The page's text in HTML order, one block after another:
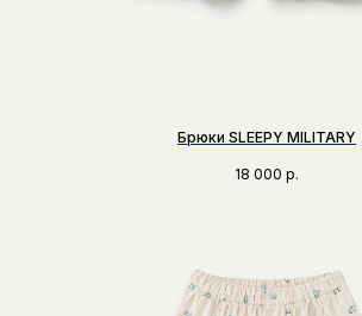
Брюки SLEEPY MILITARY
18 000 р.